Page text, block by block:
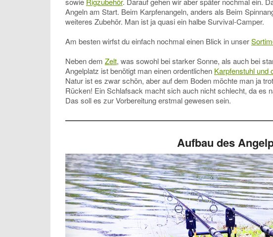
Angeln am Start. Beim Karpfenangeln, anders als Beim
weiteres Zubehör. Man ist ja quasi ein halbe Survival-Camper.
Am besten wirfst du einfach nochmal einen Blick in unser
Neben dem Zelt, was sowohl bei starker Sonne, als auch bei
Angelplatz ist benötigt man einen ordentlichen Karpfenstuhl und
Natur ist es zwar schön, aber auf dem Boden möchte man ja
Rücken! Ein Schlafsack macht sich auch nicht schlecht, da es
Das soll es zur Vorbereitung erstmal gewesen sein.
Aufbau des